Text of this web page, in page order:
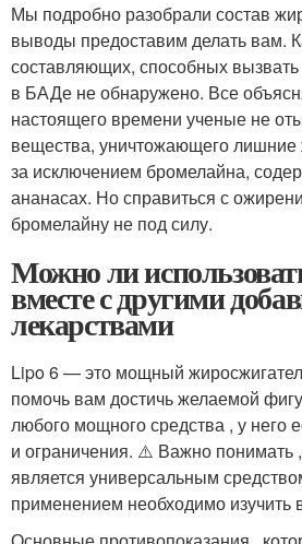
Мы подробно разобрали состав
выводы предоставим делать вам.
составляющих, способных
в БАДе не обнаружено. Все
настоящего времени ученые не
вещества, уничтожающего
за исключением бромелайна,
ананасах. Но справиться с
бромелайну не под силу.
Можно ли
вместе с другими
лекарствами
Lipo 6 — это мощный
помочь вам достичь желаемой
любого мощного средства , у него
и ограничения. ⚠️ Важно понимать
является универсальным
применением необходимо изучить